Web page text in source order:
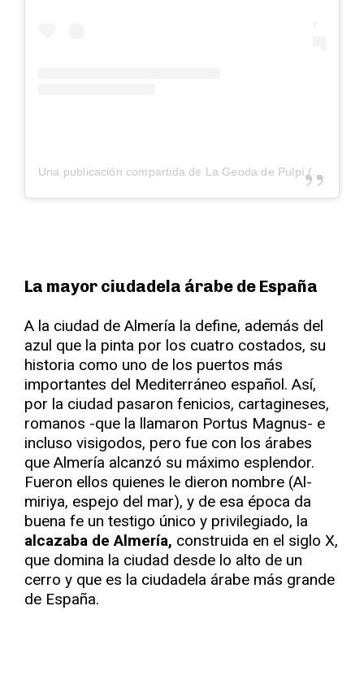
Una publicación compartida de La Geoda de Pulpí (@geodapulpi)
La mayor ciudadela árabe de España
A la ciudad de Almería la define, además del
azul que la pinta por los cuatro costados, su
historia como uno de los puertos más
importantes del Mediterráneo español. Así,
por la ciudad pasaron fenicios, cartagineses,
romanos -que la llamaron Portus Magnus- e
incluso visigodos, pero fue con los árabes
que Almería alcanzó su máximo esplendor.
Fueron ellos quienes le dieron nombre (Al-
miriya, espejo del mar), y de esa época da
buena fe un testigo único y privilegiado, la
alcazaba de Almería, construida en el siglo X,
que domina la ciudad desde lo alto de un
cerro y que es la ciudadela árabe más grande
de España.